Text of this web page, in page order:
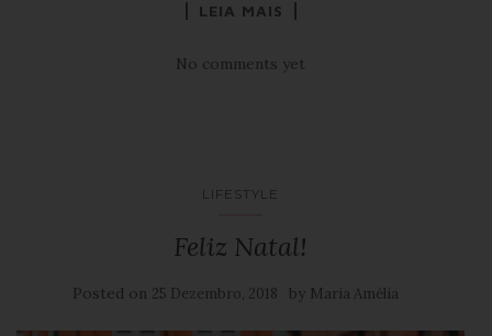
LEIA MAIS
No comments yet
LIFESTYLE
Feliz Natal!
Posted on 25 Dezembro, 2018 by Maria Amélia